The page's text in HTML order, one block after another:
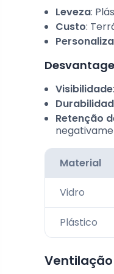
Leveza:
Custo:
Visibilidade
Retenção
Material
Vidro
Plástico